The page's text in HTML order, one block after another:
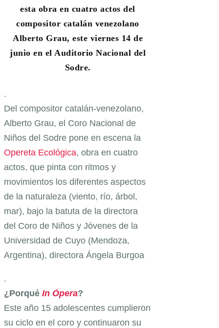
esta obra en cuatro actos del
compositor catalán venezolano
Alberto Grau, este viernes 14 de
junio en el Auditorio Nacional del
Sodre.
.
Del compositor catalán-venezolano,
Alberto Grau, el Coro Nacional de
Niños del Sodre pone en escena la
Opereta Ecológica, obra en cuatro
actos, que pinta con ritmos y
movimientos los diferentes aspectos
de la naturaleza (viento, río, árbol,
mar), bajo la batuta de la directora
del Coro de Niños y Jóvenes de la
Universidad de Cuyo (Mendoza,
Argentina), directora Ángela Burgoa
.
¿Porqué In Ópera?
Este año 15 adolescentes cumplieron
su ciclo en el coro y continuaron su